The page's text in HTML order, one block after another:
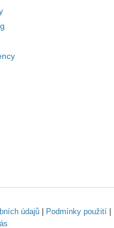
údajů Podmínky použití